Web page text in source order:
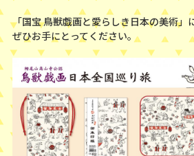
「国宝 鳥獣戯画と愛らしき日本の美術」
ぜひお手にとってください。